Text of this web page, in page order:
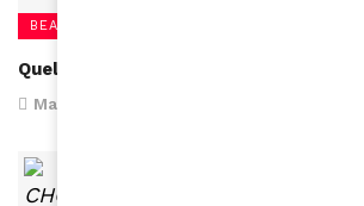
BEAUTÉ
Quelles sont les origines du défrisage
March 29, 2017